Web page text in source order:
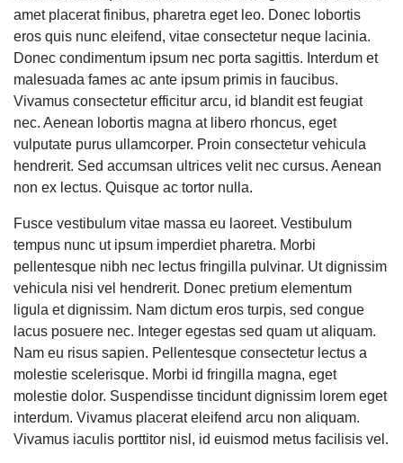
amet placerat finibus, pharetra eget leo. Donec lobortis
eros quis nunc eleifend, vitae consectetur neque lacinia.
Donec condimentum ipsum nec porta sagittis. Interdum et
malesuada fames ac ante ipsum primis in faucibus.
Vivamus consectetur efficitur arcu, id blandit est feugiat
nec. Aenean lobortis magna at libero rhoncus, eget
vulputate purus ullamcorper. Proin consectetur vehicula
hendrerit. Sed accumsan ultrices velit nec cursus. Aenean
non ex lectus. Quisque ac tortor nulla.
Fusce vestibulum vitae massa eu laoreet. Vestibulum
tempus nunc ut ipsum imperdiet pharetra. Morbi
pellentesque nibh nec lectus fringilla pulvinar. Ut dignissim
vehicula nisi vel hendrerit. Donec pretium elementum
ligula et dignissim. Nam dictum eros turpis, sed congue
lacus posuere nec. Integer egestas sed quam ut aliquam.
Nam eu risus sapien. Pellentesque consectetur lectus a
molestie scelerisque. Morbi id fringilla magna, eget
molestie dolor. Suspendisse tincidunt dignissim lorem eget
interdum. Vivamus placerat eleifend arcu non aliquam.
Vivamus iaculis porttitor nisl, id euismod metus facilisis vel.